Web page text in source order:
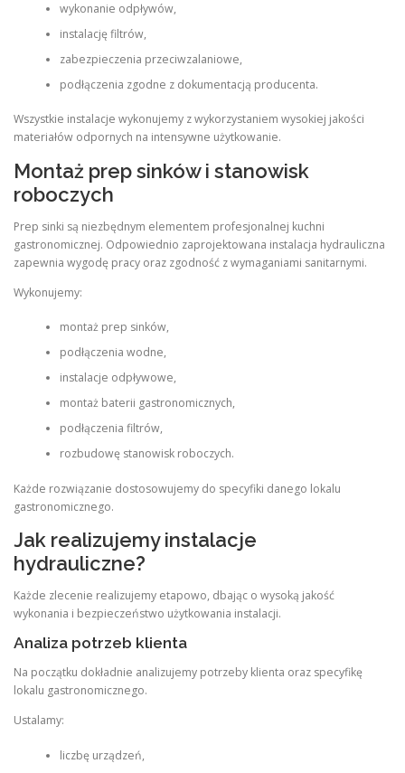
wykonanie odpływów,
instalację filtrów,
zabezpieczenia przeciwzalaniowe,
podłączenia zgodne z dokumentacją producenta.
Wszystkie instalacje wykonujemy z wykorzystaniem wysokiej jakości
materiałów odpornych na intensywne użytkowanie.
Montaż prep sinków i stanowisk
roboczych
Prep sinki są niezbędnym elementem profesjonalnej kuchni
gastronomicznej. Odpowiednio zaprojektowana instalacja hydrauliczna
zapewnia wygodę pracy oraz zgodność z wymaganiami sanitarnymi.
Wykonujemy:
montaż prep sinków,
podłączenia wodne,
instalacje odpływowe,
montaż baterii gastronomicznych,
podłączenia filtrów,
rozbudowę stanowisk roboczych.
Każde rozwiązanie dostosowujemy do specyfiki danego lokalu
gastronomicznego.
Jak realizujemy instalacje
hydrauliczne?
Każde zlecenie realizujemy etapowo, dbając o wysoką jakość
wykonania i bezpieczeństwo użytkowania instalacji.
Analiza potrzeb klienta
Na początku dokładnie analizujemy potrzeby klienta oraz specyfikę
lokalu gastronomicznego.
Ustalamy:
liczbę urządzeń,